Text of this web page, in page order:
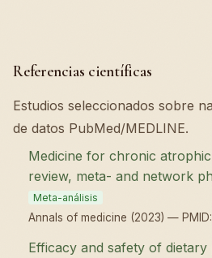
Referencias científicas
Estudios seleccionados sobre
de datos PubMed/MEDLINE.
Medicine for chronic
review, meta- and network
Meta-análisis
Annals of medicine (2023) —
Efficacy and safety of